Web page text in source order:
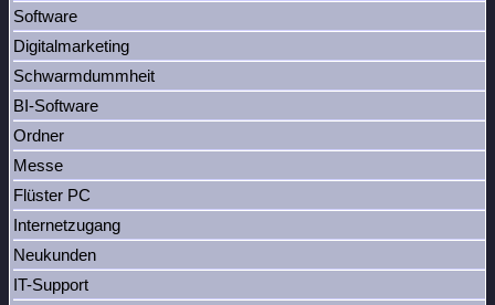
Software
Digitalmarketing
Schwarmdummheit
BI-Software
Ordner
Messe
Flüster PC
Internetzugang
Neukunden
IT-Support